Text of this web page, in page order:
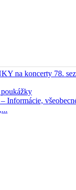
na koncerty 78.
Informácie,